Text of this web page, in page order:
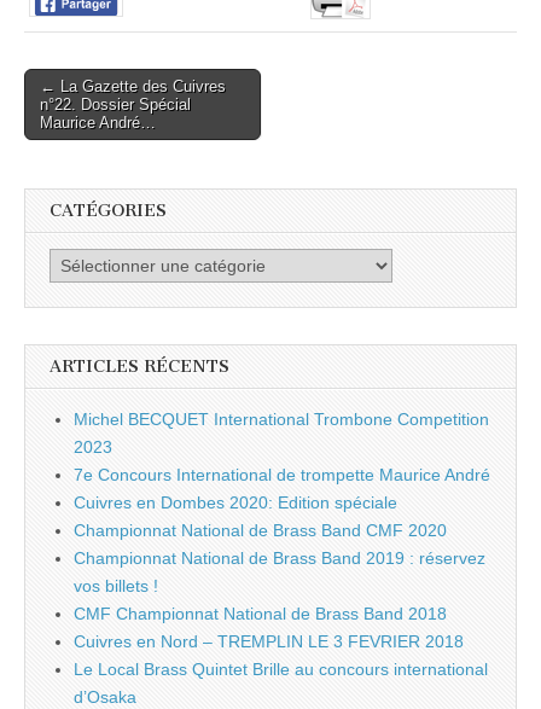
Post
navigation
← La Gazette des Cuivres
n°22. Dossier Spécial
Maurice André…
CATÉGORIES
Catégories
ARTICLES RÉCENTS
Michel BECQUET International Trombone Competition
2023
7e Concours International de trompette Maurice André
Cuivres en Dombes 2020: Edition spéciale
Championnat National de Brass Band CMF 2020
Championnat National de Brass Band 2019 : réservez
vos billets !
CMF Championnat National de Brass Band 2018
Cuivres en Nord – TREMPLIN LE 3 FEVRIER 2018
Le Local Brass Quintet Brille au concours international
d’Osaka